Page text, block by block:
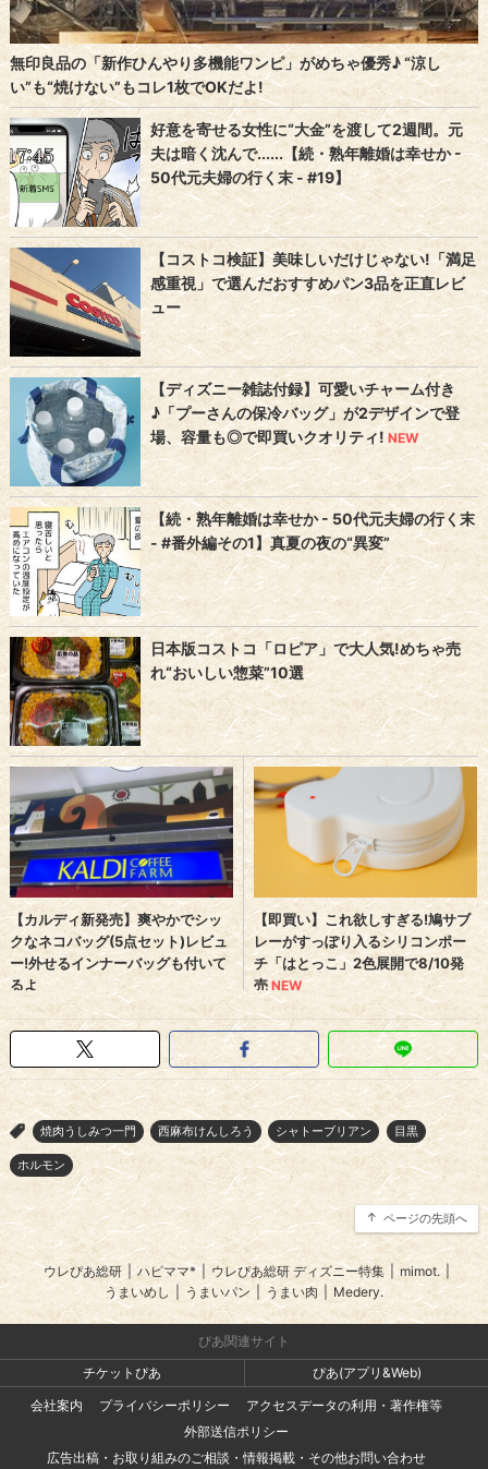
> 焼肉うしみつ一門 西麻布けんしろう シャトーブリアン 目黒
ホルモン
ページの先頭へ
ウレぴあ総研 | ハピママ* | ウレぴあ総研 ディズニー特集 | mimot.
うまいめし
うまいパン | うまい肉 Medery.
ぴあ関連サイト
チケットぴあ
ぴあ(アプリ&Web)
会社案内
プライバシーポリシー
アクセスデータの利用・著作権等
外部送信ポリシー
広告出稿・お取り組みのご相談・情報掲載・その他お問い合わせ